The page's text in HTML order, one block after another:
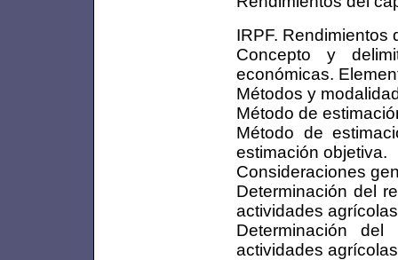
IRPF. Rendimientos
Concepto y
económicas.
Métodos y
Método de
Método de
estimación objetiva.
Consideraciones
Determinación del
actividades
Determinación
actividades